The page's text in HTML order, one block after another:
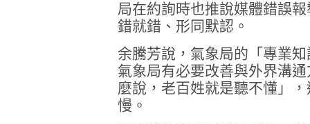
局在約詢時也推說媒體錯誤
錯就錯、形同默認。
余騰芳說，氣象局的「專業
氣象局有必要改善與外界溝
麼說，老百姓就是聽不懂」
慢。